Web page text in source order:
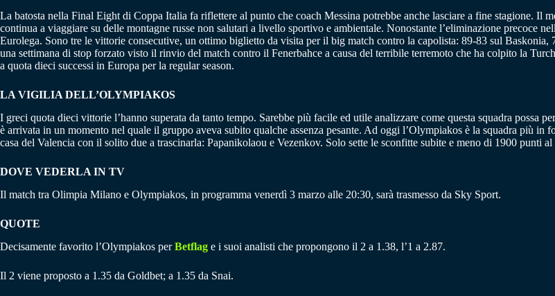
La batosta nella Final Eight di Coppa Italia fa riflettere al punto che coach Messina potrebbe anche lasciare a fine stagione. Il
continua a viaggiare su delle montagne russe non salutari a livello sportivo e ambientale. Nonostante l’eliminazione precoce
Eurolega. Sono tre le vittorie consecutive, un ottimo biglietto da visita per il big match contro la capolista: 89-83 sul
una settimana di stop forzato visto il rinvio del match contro il Fenerbahce a causa del terribile terremoto che ha colpito la
a quota dieci successi in Europa per la regular season.
LA VIGILIA DELL’OLYMPIAKOS
I greci quota dieci vittorie l’hanno superata da tanto tempo. Sarebbe più facile ed utile analizzare come questa squadra possa
è arrivata in un momento nel quale il gruppo aveva subito qualche assenza pesante. Ad oggi l’Olympiakos è la squadra più
casa del Valencia con il solito due a trascinarla: Papanikolaou e Vezenkov. Solo sette le sconfitte subite e meno di 1900 punti al
DOVE VEDERLA IN TV
Il match tra Olimpia Milano e Olympiakos, in programma venerdì 3 marzo alle 20:30, sarà trasmesso da Sky Sport.
QUOTE
Decisamente favorito l’Olympiakos perBetflag e i suoi analisti che propongono il 2 a 1.38, l’1 a 2.87.
Il 2 viene proposto a 1.35 da Goldbet; a 1.35 da Snai.